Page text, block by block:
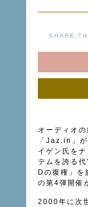
SHARE
オーディオ
「Jaz.in」
イゲン氏を
テムを誇る
Dの復権」を
の第4弾開催
2000年に次